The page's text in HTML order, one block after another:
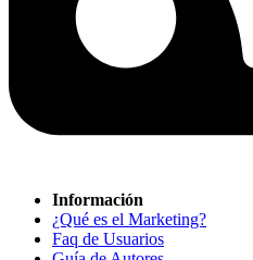
Información
¿Qué es el Marketing?
Faq de Usuarios